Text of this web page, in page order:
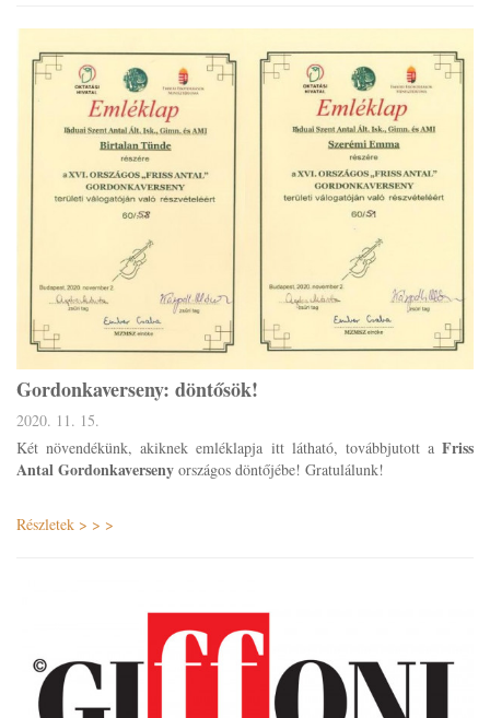
Gordonkaverseny: döntősök!
2020. 11. 15.
Két növendékünk, akiknek emléklapja itt látható, továbbjutott a Friss
Antal Gordonkaverseny országos döntőjébe! Gratulálunk!
Részletek > > >